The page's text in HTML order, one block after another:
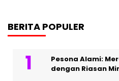
BERITA POPULER
Pesona Alami:
dengan Riasan